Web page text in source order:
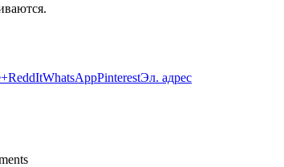
ReddItWhatsAppPinterestЭл. адрес